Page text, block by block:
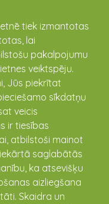
tiek izmantotas
lai
pakalpojumu
veiktspēju.
Jūs piekrītat
sīkdatņu
veicis
ir tiesības
atbilstoši mainot
saglabātās
ka atsevišķu
aizliegšana
Skaidra un